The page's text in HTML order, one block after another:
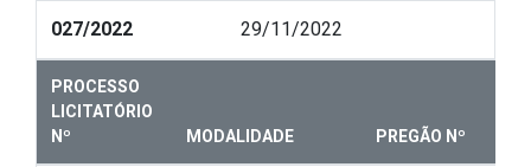
027/2022 29/11/2022
PROCESSO
LICITATÓRIO
Nº
MODALIDADE PREGÃO Nº